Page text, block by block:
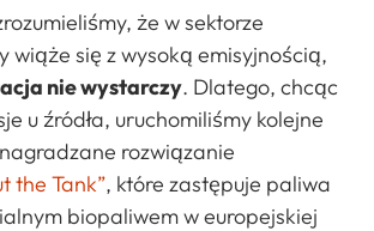
że w sektorze
wiąże się z wysoką emisyjnością,
nie wystarczy. Dlatego, chcąc
u źródła, uruchomiliśmy kolejne
rozwiązanie
the Tank”, które zastępuje paliwa
biopaliwem w europejskiej